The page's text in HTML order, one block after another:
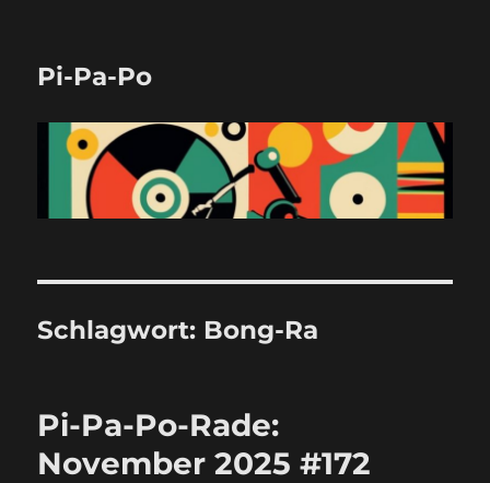
Pi-Pa-Po
Schlagwort: Bong-Ra
Pi-Pa-Po-Rade:
November 2025 #172